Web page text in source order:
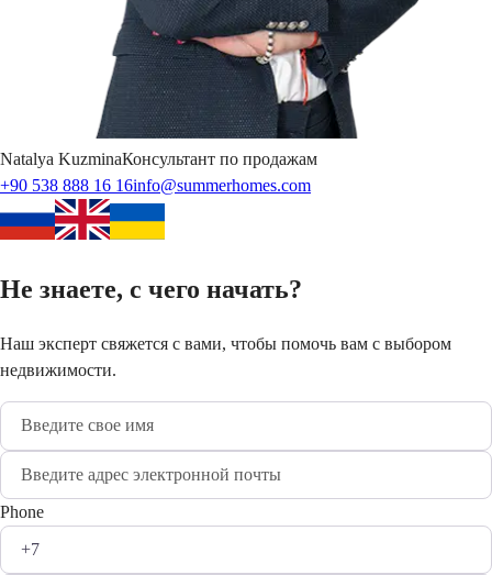
Natalya KuzminaКонсультант по продажам
+90 538 888 16 16info@summerhomes.com
Не знаете, с чего начать?
Наш эксперт свяжется с вами, чтобы помочь вам с выбором
недвижимости.
Phone